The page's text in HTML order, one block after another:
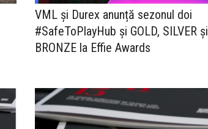
VML și Durex anunță sezonul doi
#SafeToPlayHub și GOLD, SILVER și
BRONZE la Effie Awards